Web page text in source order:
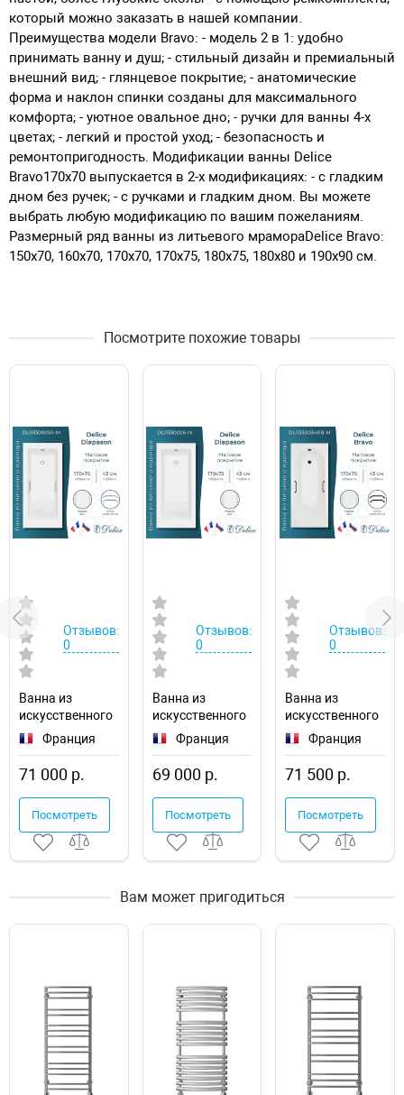
который можно заказать в нашей компании.
Преимущества модели Bravo: - модель 2 в 1: удобно
принимать ванну и душ; - стильный дизайн и премиальный
внешний вид; - глянцевое покрытие; - анатомические
форма и наклон спинки созданы для максимального
комфорта; - уютное овальное дно; - ручки для ванны 4-х
цветах; - легкий и простой уход; - безопасность и
ремонтопригодность. Модификации ванны Delice
Bravo170х70 выпускается в 2-х модификациях: - с гладким
дном без ручек; - с ручками и гладким дном. Вы можете
выбрать любую модификацию по вашим пожеланиям.
Размерный ряд ванны из литьевого мрамораDelice Bravo:
150х70, 160х70, 170х70, 170х75, 180х75, 180х80 и 190х90 см.
Посмотрите похожие товары
Отзывов:
0
Ванна из
искусственного
камня Delice
Diapason 170х70
DLR330005R-M
Франция
71 000 р.
Посмотреть
Отзывов:
0
Ванна из
искусственного
камня Delice
Diapason 170х75
DLR330006-M
Франция
69 000 р.
Посмотреть
Отзывов:
0
Ванна из
искусственного
камня Delice
Bravo 170х70
DLR330034RB-M
Франция
71 500 р.
Посмотреть
Вам может пригодиться